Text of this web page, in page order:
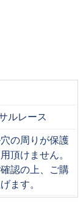
ルレース
の周りが保護
頂けません。
認の上、ご購
ます。